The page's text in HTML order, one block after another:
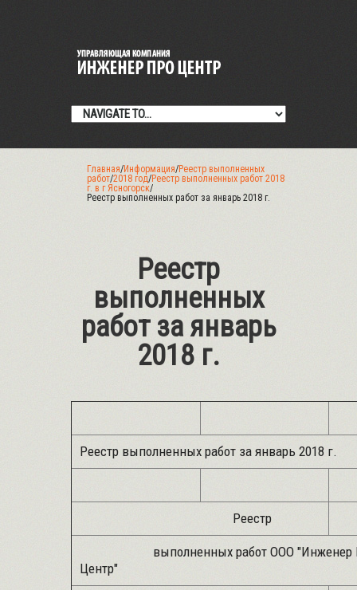
Главная/Информация/Реестр выполненных
работ/2018 год/Реестр выполненных работ 2018
г. в г Ясногорск/
Реестр выполненных работ за январь 2018 г.
Реестр
выполненных
работ за январь
2018 г.
Реестр выполненных работ за январь 2018 г.
Реестр
выполненных работ ООО "Инженер
Центр"